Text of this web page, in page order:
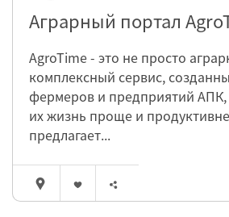
Аграрный портал
AgroTime - это не просто
комплексный сервис,
фермеров и предприятий АПК,
их жизнь проще и
предлагает...